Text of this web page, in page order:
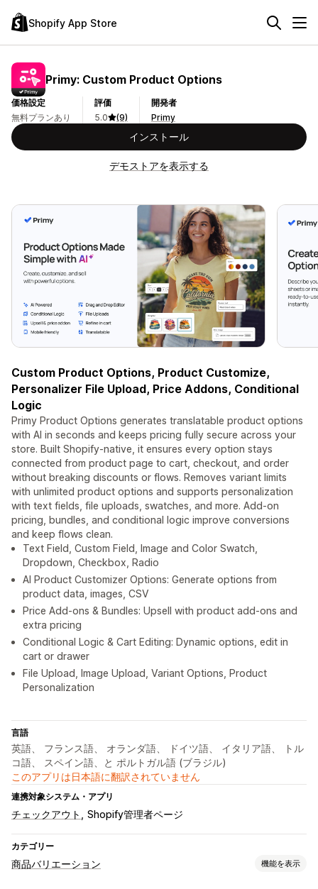
Shopify App Store
Primy: Custom Product Options
価格設定
無料プランあり
評価
5.0
(9)
開発者
Primy
インストール
デモストアを表示する
Custom Product Options, Product Customize,
Personalizer File Upload, Price Addons, Conditional
Logic
Primy Product Options generates translatable product options
with AI in seconds and keeps pricing fully secure across your
store. Built Shopify-native, it ensures every option stays
connected from product page to cart, checkout, and order
without breaking discounts or flows. Removes variant limits
with unlimited product options and supports personalization
with text fields, file uploads, swatches, and more. Add-on
pricing, bundles, and conditional logic improve conversions
and keep flows clean.
Text Field, Custom Field, Image and Color Swatch,
Dropdown, Checkbox, Radio
AI Product Customizer Options: Generate options from
product data, images, CSV
Price Add-ons & Bundles: Upsell with product add-ons and
extra pricing
Conditional Logic & Cart Editing: Dynamic options, edit in
cart or drawer
File Upload, Image Upload, Variant Options, Product
Personalization
言語
英語、 フランス語、 オランダ語、 ドイツ語、 イタリア語、 トル
コ語、 スペイン語、と ポルトガル語 (ブラジル)
このアプリは日本語に翻訳されていません
連携対象システム・アプリ
チェックアウト Shopify管理者ページ
カテゴリー
商品バリエーション 機能を表示